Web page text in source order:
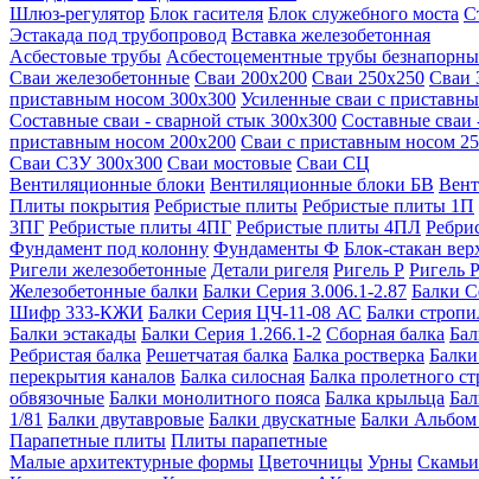
Шлюз-регулятор Блок гасителя Блок служебного моста
Эстакада под трубопровод Вставка железобетонная
Асбестовые трубы Асбестоцементные трубы
Сваи железобетонные Сваи 200х200 Сваи 250х250 Сваи
приставным носом 300х300 Усиленные сваи с
Составные сваи - сварной стык 300х300 Составные сваи
приставным носом 200х200 Сваи с приставным носом
Сваи С3У 300х300 Сваи мостовые Сваи СЦ
Вентиляционные блоки Вентиляционные блоки БВ
Плиты покрытия Ребристые плиты Ребристые плиты 1П
3ПГ Ребристые плиты 4ПГ Ребристые плиты 4ПЛ
Фундамент под колонну Фундаменты Ф Блок-стакан
Ригели железобетонные Детали ригеля Ригель Р Ригель
Железобетонные балки Балки Серия 3.006.1-2.87 Балки
Шифр 333-КЖИ Балки Серия ЦЧ-11-08 АС Балки
Балки эстакады Балки Серия 1.266.1-2 Сборная балка
Ребристая балка Решетчатая балка Балка ростверка
перекрытия каналов Балка силосная Балка пролетного
обвязочные Балки монолитного пояса Балка крыльца
1/81 Балки двутавровые Балки двускатные Балки
Парапетные плиты Плиты парапетные
Малые архитектурные формы Цветочницы Урны Скамьи